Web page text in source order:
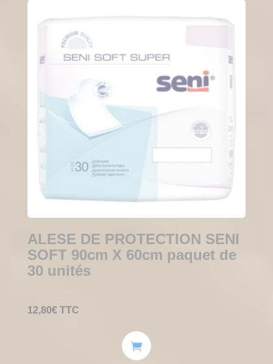
ALESE DE PROTECTION SENI
SOFT 90cm X 60cm paquet de
30 unités
12,80€ TTC